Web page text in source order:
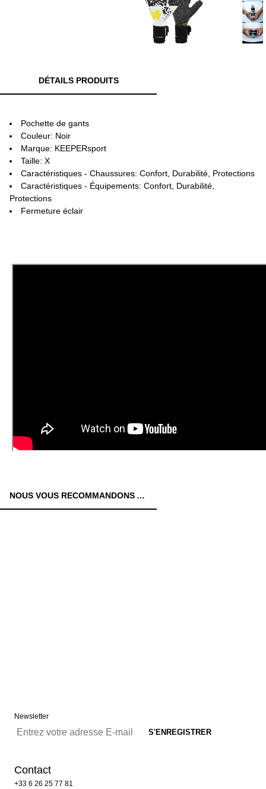
DÉTAILS PRODUITS
Pochette de gants
Couleur: Noir
Marque: KEEPERsport
Taille: X
Caractéristiques - Chaussures: Confort, Durabilité, Protections
Caractéristiques - Équipements: Confort, Durabilité,
Protections
Fermeture éclair
NOUS VOUS RECOMMANDONS AUSSI:
Newsletter
Contact
+33 6 26 25 77 81